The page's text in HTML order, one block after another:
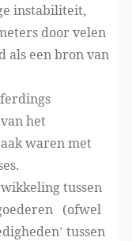
instabiliteit,
door velen
als een bron van
het
waren met
tussen
(ofwel
tussen